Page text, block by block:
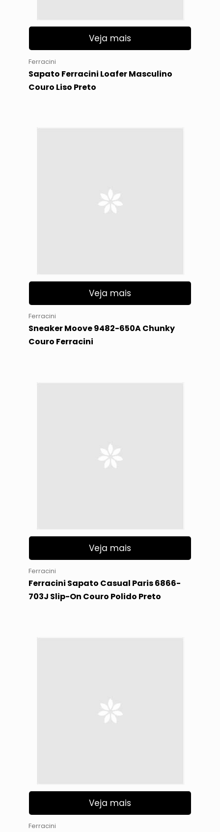
Veja mais
Ferracini
Sapato Ferracini Loafer Masculino
Couro Liso Preto
Veja mais
Ferracini
Sneaker Moove 9482-650A Chunky
Couro Ferracini
Veja mais
Ferracini
Ferracini Sapato Casual Paris 6866-
703J Slip-On Couro Polido Preto
Veja mais
Ferracini